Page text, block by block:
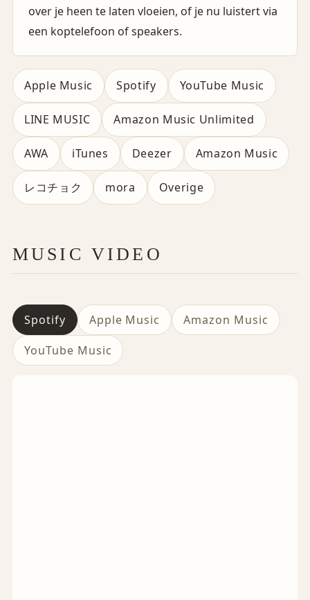
over je heen te laten vloeien, of je nu luistert via
een koptelefoon of speakers.
Apple Music Spotify YouTube Music
LINE MUSIC Amazon Music Unlimited
AWA iTunes Deezer Amazon Music
レコチョク mora Overige
MUSIC VIDEO
Spotify Apple Music
Amazon Music
YouTube Music